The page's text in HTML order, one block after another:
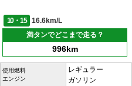
10・15
16.6km/L
満タンでどこまで走る？
996km
使用燃料
エンジン
レギュラー
ガソリン